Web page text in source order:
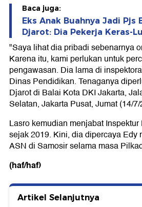
Baca juga:
Eks Anak Buahnya Jadi Pjs
Djarot: Dia Pekerja Keras-
"Saya lihat dia pribadi sebenarnya
Karena itu, kami perlukan untuk
pengawasan. Dia lama di
Dinas Pendidikan. Tenaganya
Djarot di Balai Kota DKI Jakarta,
Selatan, Jakarta Pusat, Jumat (14/
Lasro kemudian menjabat
sejak 2019. Kini, dia dipercaya Edy
ASN di Samosir selama masa
(haf/haf)
Artikel Selanjutnya